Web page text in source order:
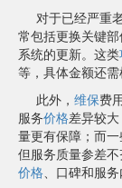
对于已经严重
常包括更换关键
系统的更新。这类
等，具体金额还需
此外， 维保费
服务价格差异较
量更有保障；而
但服务质量参差
价格 、口碑和服务